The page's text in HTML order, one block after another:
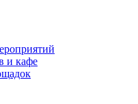
и кафе